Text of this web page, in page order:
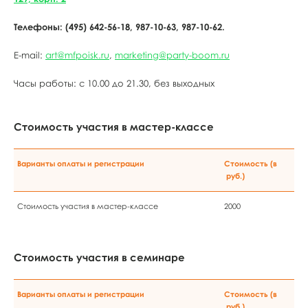
Телефоны: (495) 642-56-18, 987-10-63, 987-10-62.
E-mail: art@mfpoisk.ru, marketing@party-boom.ru
Часы работы: с 10.00 до 21.30, без выходных
Стоимость участия в мастер-классе
Варианты оплаты и регистрации
Стоимость (в
руб.)
Стоимость участия в мастер-классе 2000
Стоимость участия в семинаре
Варианты оплаты и регистрации
Стоимость (в